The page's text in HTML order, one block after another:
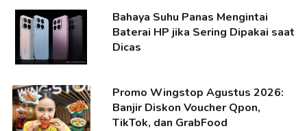
Bahaya Suhu Panas Mengintai
Baterai HP jika Sering Dipakai saat
Dicas
Promo Wingstop Agustus 2026:
Banjir Diskon Voucher Qpon,
TikTok, dan GrabFood